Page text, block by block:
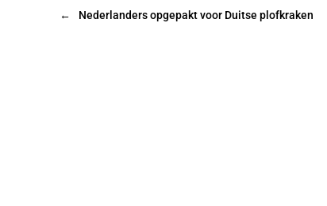
e
er l
s
n
← Nederlanders opgepakt voor Duitse plofkraken